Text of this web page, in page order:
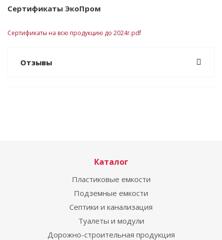
Сертификаты ЭкоПром
Сертификаты на всю продукцию до 2024г.pdf
Отзывы
Каталог
Пластиковые емкости
Подземные емкости
Септики и канализация
Туалеты и модули
Дорожно-строительная продукция